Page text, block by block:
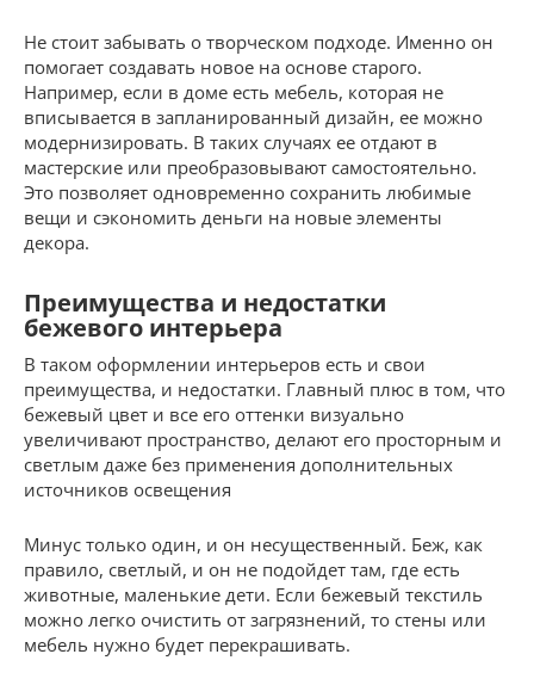
Не стоит забывать о творческом подходе. Именно он
помогает создавать новое на основе старого.
Например, если в доме есть мебель, которая не
вписывается в запланированный дизайн, ее можно
модернизировать. В таких случаях ее отдают в
мастерские или преобразовывают самостоятельно.
Это позволяет одновременно сохранить любимые
вещи и сэкономить деньги на новые элементы
декора.
Преимущества и недостатки
бежевого интерьера
В таком оформлении интерьеров есть и свои
преимущества, и недостатки. Главный плюс в том, что
бежевый цвет и все его оттенки визуально
увеличивают пространство, делают его просторным и
светлым даже без применения дополнительных
источников освещения
Минус только один, и он несущественный. Беж, как
правило, светлый, и он не подойдет там, где есть
животные, маленькие дети. Если бежевый текстиль
можно легко очистить от загрязнений, то стены или
мебель нужно будет перекрашивать.